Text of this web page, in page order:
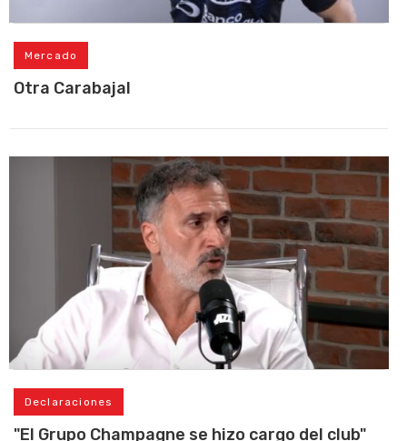
Mercado
Otra Carabajal
Declaraciones
"El Grupo Champagne se hizo cargo del club"